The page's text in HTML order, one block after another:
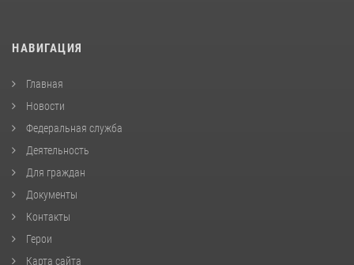
НАВИГАЦИЯ
Главная
Новости
Федеральная служба
Деятельность
Для граждан
Документы
Контакты
Герои
Карта сайта